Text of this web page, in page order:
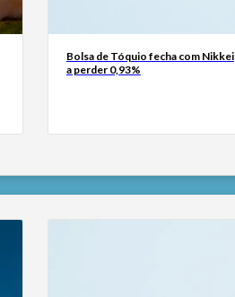
Bolsa de Tóquio fecha com Nikkei
a perder 0,93%